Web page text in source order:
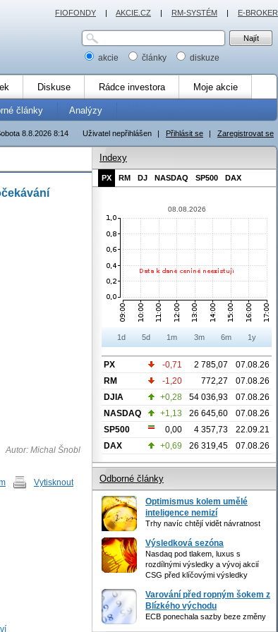
akcie články diskuze
Diskuse Rádce investora Moje akcie
články Analýzy
Uživatel nepřihlášen | Přihlásit se | Zaregistrovat se
8.8.2026 8:14
Autor: Michal Šnobl
Vytisknout
Indexy
PX RM DJ NASDAQ SP500 DAX
08.08.2026
1d 5d 1m 3m 6m 1y
PX -0,71 2 785,07
07.08.26
RM
-1,20 772,27
07.08.26
DJIA
+0,28 54 036,93
07.08.26
NASDAQ
+1,13 26 645,60
07.08.26
SP500
0,00 4 357,73
22.09.21
DAX
+0,69 26 319,45 07.08.26
Odborné články
Optimismus kolem umělé
inteligence nemizí
Trhy navíc chtějí vidět návratnost
Výsledková sezóna
Nasdaq pod tlakem, luxus s
rozdílnými výsledky a vývoj akcií
CSG před klíčovými výsledky
Varování před ropným šokem z
Blízkého východu
ECB ponechala sazby beze změny
FIOFONDY | AKCIE.CZ | RM-SYSTÉM | E-BROKER